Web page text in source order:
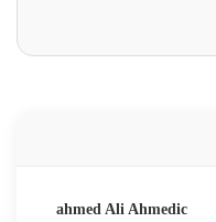
ahmed Ali Ahmedic